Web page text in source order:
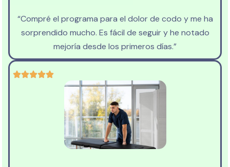
“Compré el programa para el dolor de codo y me ha
sorprendido mucho. Es fácil de seguir y he notado
mejoría desde los primeros días.”